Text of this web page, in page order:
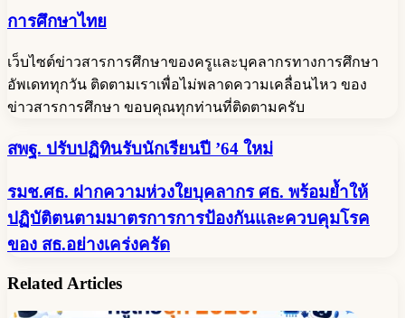
การศึกษาไทย
เว็บไซต์ข่าวสารการศึกษาของครูและบุคลากรทางการศึกษา
อัพเดททุกวัน ติดตามเราเพื่อไม่พลาดความเคลื่อนไหว ของ
ข่าวสารการศึกษา ขอบคุณทุกท่านที่ติดตามครับ
สพฐ.
ปฏิทิน
รับ
นักเรียน
’64
สพฐ. ปรับปฏิทินรับนักเรียนปี ’64 ใหม่
รมช.ศธ.
ฝาก
ห่วงใย
บุคลากร
รมช.ศธ. ฝากความห่วงใยบุคลากร ศธ. พร้อมย้ำให้
ปฏิบัติตนตามมาตรการการป้องกันและควบคุมโรค
ของ สธ.อย่างเคร่งครัด
Related Articles